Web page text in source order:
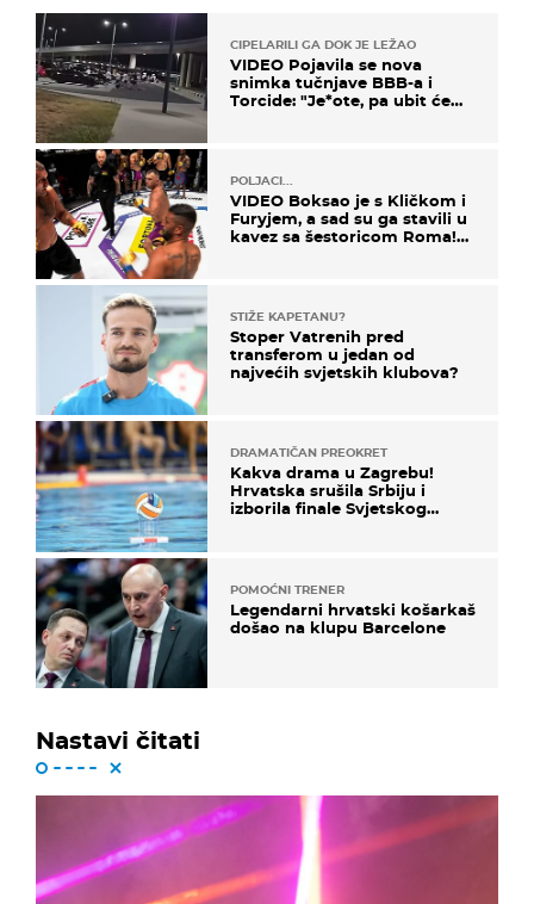
CIPELARILI GA DOK JE LEŽAO
VIDEO Pojavila se nova
snimka tučnjave BBB-a i
Torcide: "Je*ote, pa ubit će
POLJACI...
VIDEO Boksao je s Kličkom i
Furyjem, a sad su ga stavili u
kavez sa šestoricom Roma!
STIŽE KAPETANU?
Stoper Vatrenih pred
transferom u jedan od
najvećih svjetskih klubova?
DRAMATIČAN PREOKRET
Kakva drama u Zagrebu!
Hrvatska srušila Srbiju i
izborila finale Svjetskog
POMOĆNI TRENER
Legendarni hrvatski košarkaš
došao na klupu Barcelone
Nastavi čitati